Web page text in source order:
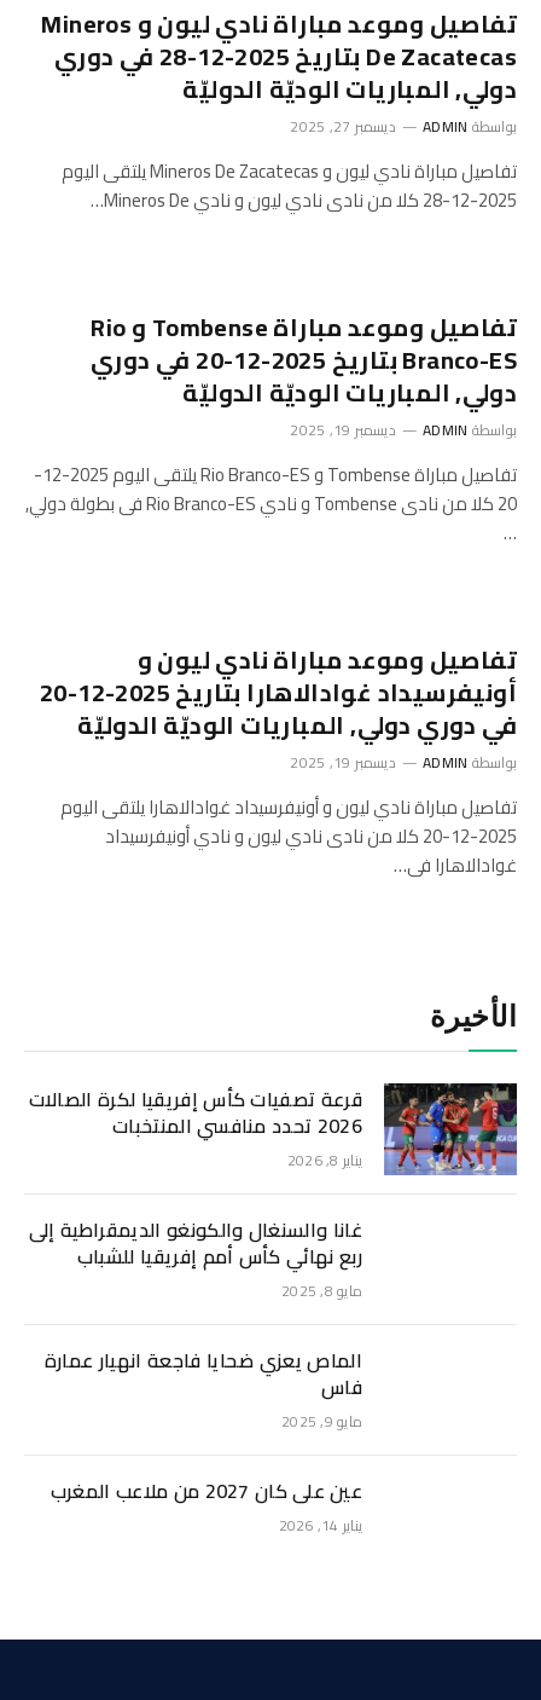
تفاصيل وموعد مباراة نادي ليون و Mineros
De Zacatecas بتاريخ 2025-12-28 في دوري
دولي, المباريات الوديّة الدوليّة
بواسطة ADMIN ديسمبر 27, 2025
تفاصيل مباراة نادي ليون و Mineros De Zacatecas يلتقى اليوم
2025-12-28 كلا من نادى نادي ليون و نادي Mineros De…
تفاصيل وموعد مباراة Tombense و Rio
Branco-ES بتاريخ 2025-12-20 في دوري
دولي, المباريات الوديّة الدوليّة
بواسطة ADMIN ديسمبر 19, 2025
تفاصيل مباراة Tombense و Rio Branco-ES يلتقى اليوم 2025-12-
20 كلا من نادى Tombense و نادي Rio Branco-ES فى بطولة دولي,
…
تفاصيل وموعد مباراة نادي ليون و
أونيفرسيداد غوادالاهارا بتاريخ 2025-12-20
في دوري دولي, المباريات الوديّة الدوليّة
بواسطة ADMIN ديسمبر 19, 2025
تفاصيل مباراة نادي ليون و أونيفرسيداد غوادالاهارا يلتقى اليوم
2025-12-20 كلا من نادى نادي ليون و نادي أونيفرسيداد
غوادالاهارا فى…
الأخيرة
قرعة تصفيات كأس إفريقيا لكرة الصالات
2026 تحدد منافسي المنتخبات
يناير 8, 2026
غانا والسنغال والكونغو الديمقراطية إلى
ربع نهائي كأس أمم إفريقيا للشباب
مايو 8, 2025
الماص يعزي ضحايا فاجعة انهيار عمارة
فاس
مايو 9, 2025
عين على كان 2027 من ملاعب المغرب
يناير 14, 2026